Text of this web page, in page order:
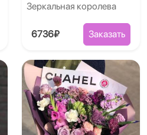
Зеркальная королева
6736₽ Заказать